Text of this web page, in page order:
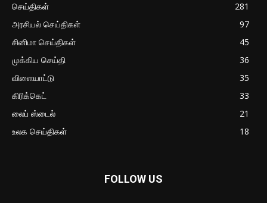
செய்திகள்
281
அரசியல் செய்திகள்
97
சினிமா செய்திகள்
45
முக்கிய செய்தி
36
விளையாட்டு
35
கிரிக்கெட்
33
லைப் ஸ்டைல்
21
உலக செய்திகள்
18
FOLLOW US